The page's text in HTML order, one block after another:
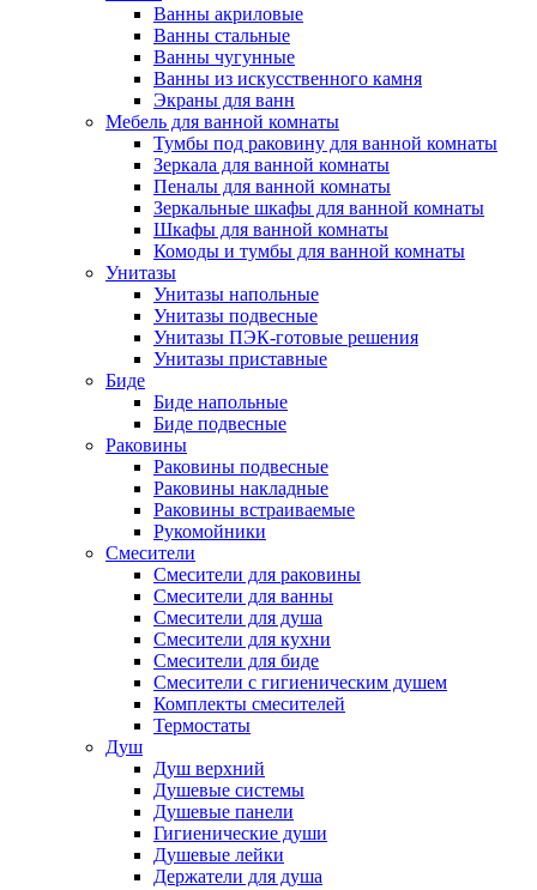
Ванны акриловые
Ванны стальные
Ванны чугунные
Ванны из искусственного камня
Экраны для ванн
Мебель для ванной комнаты
Тумбы под раковину для ванной комнаты
Зеркала для ванной комнаты
Пеналы для ванной комнаты
Зеркальные шкафы для ванной комнаты
Шкафы для ванной комнаты
Комоды и тумбы для ванной комнаты
Унитазы
Унитазы напольные
Унитазы подвесные
Унитазы ПЭК-готовые решения
Унитазы приставные
Биде
Биде напольные
Биде подвесные
Раковины
Раковины подвесные
Раковины накладные
Раковины встраиваемые
Рукомойники
Смесители
Смесители для раковины
Смесители для ванны
Смесители для душа
Смесители для кухни
Смесители для биде
Смесители с гигиеническим душем
Комплекты смесителей
Термостаты
Душ
Душ верхний
Душевые системы
Душевые панели
Гигиенические души
Душевые лейки
Держатели для душа